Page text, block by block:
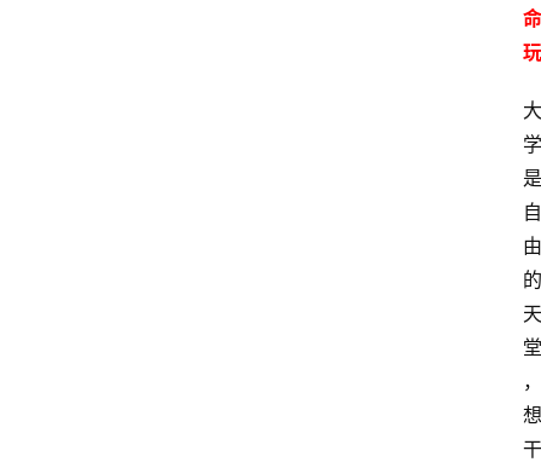
命
玩
大
学
是
自
由
的
天
堂
，
想
干